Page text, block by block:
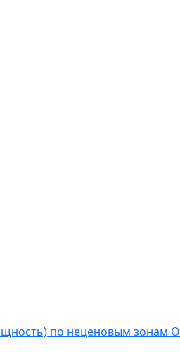
по неценовым зонам